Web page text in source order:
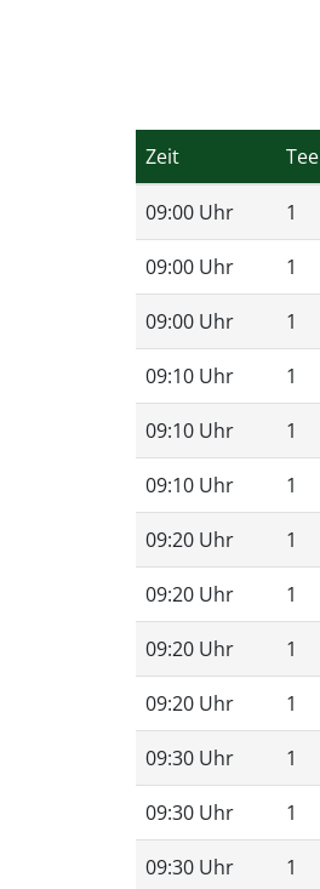
Zeit Tee
09:00 Uhr 1
09:00 Uhr 1
09:00 Uhr 1
09:10 Uhr 1
09:10 Uhr 1
09:10 Uhr 1
09:20 Uhr 1
09:20 Uhr 1
09:20 Uhr 1
09:20 Uhr 1
09:30 Uhr 1
09:30 Uhr 1
09:30 Uhr 1